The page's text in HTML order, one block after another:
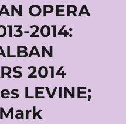
OPERA
2014:
2014
LEVINE;